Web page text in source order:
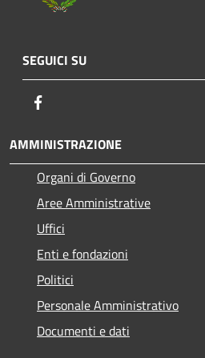
SEGUICI SU
AMMINISTRAZIONE
Organi di Governo
Aree Amministrative
Uffici
Enti e fondazioni
Politici
Personale Amministrativo
Documenti e dati